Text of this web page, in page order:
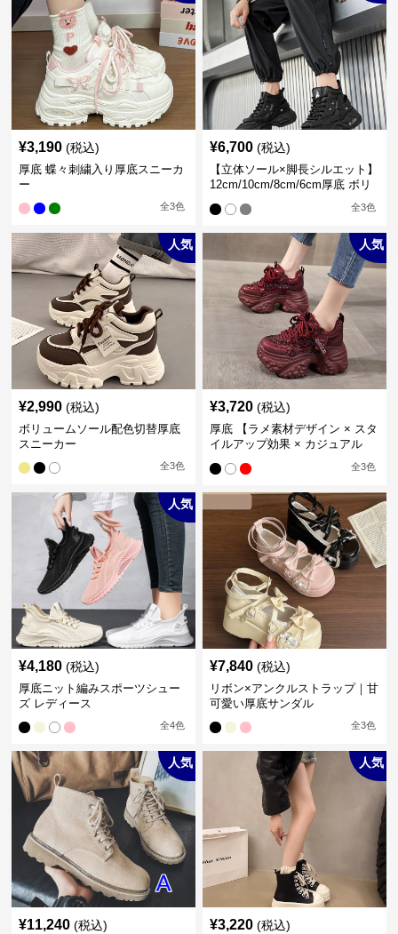
¥3,190 (税込)
厚底 蝶々刺繍入り厚底スニーカ
ー
全3色
¥6,700 (税込)
【立体ソール×脚長シルエット】
12cm/10cm/8cm/6cm厚底 ボリ
ュームソール立体設計ハイカッ
トスニーカー｜スニーカー・ハ
イカット
全3色
人気
¥2,990 (税込)
ボリュームソール配色切替厚底
スニーカー
全3色
人気
¥3,720 (税込)
厚底 【ラメ素材デザイン × スタ
イルアップ効果 × カジュアル
系】厚底デザインスニーカー
全3色
人気
¥4,180 (税込)
厚底ニット編みスポーツシュー
ズ レディース
全4色
¥7,840 (税込)
リボン×アンクルストラップ｜甘
可愛い厚底サンダル
全3色
人気
¥11,240 (税込)
人気
¥3,220 (税込)